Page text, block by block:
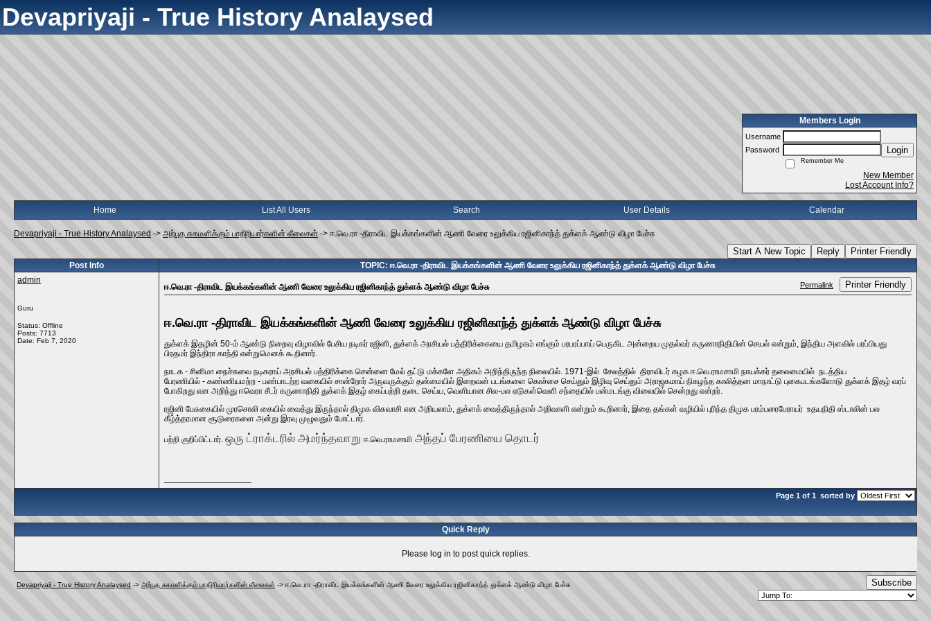
Devapriyaji - True History Analaysed
Members Login
Username
Password
Login
Remember Me
New Member
Lost Account Info?
Home List All Users Search User Details Calendar
Devapriyaji - True History Analaysed -> அற்புத சுகமளிக்கும் பாதிரியார்களின் லீலைகள் -> ஈ.வெ.ரா -திராவிட இயக்கங்களின் ஆணி வேரை உலுக்கிய ரஜினிகாந்த் துக்ளக் ஆண்டு விழா பேச்சு
Start A New Topic Reply Printer Friendly
Post Info
TOPIC: ஈ.வெ.ரா -திராவிட இயக்கங்களின் ஆணி வேரை உலுக்கிய ரஜினிகாந்த் துக்ளக் ஆண்டு விழா பேச்சு
admin
Guru
Status: Offline
Posts: 7713
Date: Feb 7, 2020
ஈ.வெ.ரா -திராவிட இயக்கங்களின் ஆணி வேரை உலுக்கிய ரஜினிகாந்த் துக்ளக் ஆண்டு விழா பேச்சு Permalink Printer Friendly
ஈ.வெ.ரா -திராவிட இயக்கங்களின் ஆணி வேரை உலுக்கிய ரஜினிகாந்த் துக்ளக் ஆண்டு விழா பேச்சு
துக்ளக் இதழின் 50-ம் ஆண்டு நிறைவு விழாவில் பேசிய நடிகர் ரஜினி, துக்ளக் அரசியல் பத்திரிக்கையை தமிழகம் எங்கும் பரபரப்பாய் பெருகிட அன்றைய முதல்வர் கருணாநிதியின் செயல் என்றும், இந்திய அளவில் பரப்பியது
பிரதமர் இந்திரா காந்தி என்றுமெனக் கூறினார்.
நாடக - சினிமா நைச்சுவை நடிகராய் அரசியல் பத்திரிக்கை சென்னை மேல் தட்டு மக்களே அதிகம் அறிந்திருந்த நிலையில். 1971-இல் சேலத்தில் திராவிடர் கழக ஈ.வெ.ராமசாமி நாயக்கர் தலைமையில் நடத்திய
பேரணியில் - கண்ணியமற்ற - பண்பாடற்ற வகையில் சான்றோர் அருவருக்கும் தன்மையில் இறைவன் படங்களை கொச்சை செய்தும் இழிவு செய்தும் அராஜகமாய் நிகழந்த காலித்தன மாநாட்டு புகைபடங்களோடு துக்ளக் இதழ் வரப்
போகிறது என அறிந்து ஈவெரா சீடர் கருணாநிதி துக்ளக் இதழ் கைப்பற்றி தடை செய்ய, வெளியான சில-பல ஏடுகள்வெளி சந்தையில் பன்மடங்கு விலையில் சென்றது என்றர்.
ரஜினி பேசுகையில் முரசொலி கையில் வைத்து இருந்தால் திமுக விசுவாசி என அறியலாம், துக்ளக் வைத்திருந்தால் அறிவாளி என்றும் கூறினார், இதை தங்கள் வழியில் புரிந்த திமுக பரம்பரைபேராயர் உதயநிதி ஸ்டாலின் பல
கீழ்த்தரமான சூடுரைகளை அன்று இரவு முழுவதும் போட்டார்.
பற்றி குறிப்பிட்டார். ஒரு ட்ராக்டரில் அமர்ந்தவாறு ஈ.வெ.ராமசாமி அந்தப் பேரணியை தொடர்
Page 1 of 1 sorted by
Quick Reply
Please log in to post quick replies.
Devapriyaji - True History Analaysed -> அற்புத சுகமளிக்கும் பாதிரியார்களின் லீலைகள் -> ஈ.வெ.ரா -திராவிட இயக்கங்களின் ஆணி வேரை உலுக்கிய ரஜினிகாந்த் துக்ளக் ஆண்டு விழா பேச்சு Subscribe